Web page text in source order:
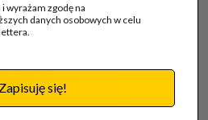
|Ogrzewanie
pomp ciepła bazujących na…
wyrażam zgodę na
danych osobowych w celu
Zapisuję się!